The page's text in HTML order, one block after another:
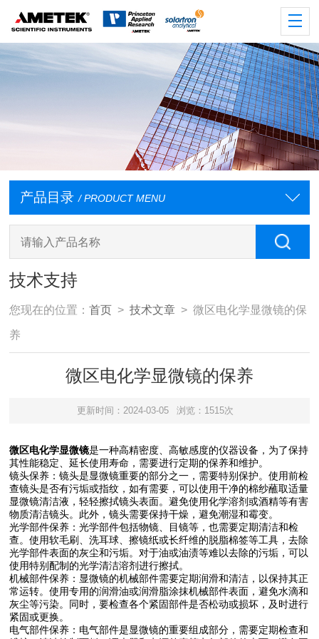
产品目录 / PRODUCT MENU
技术支持
您现在的位置：首页 >技术文章 > 微区电化学显微镜的保
养
微区电化学显微镜的保养
更新时间：2024-03-05 浏览：1515次
微区电化学显微镜是一种高精密度、高敏感度的仪器设备，为了保持
其性能稳定、延长使用寿命，需要进行定期的保养和维护。
镜头保养：镜头是显微镜重要的部分之一，需要特别保护。使用前检
查镜头是否有污垢或指纹，如有需要，可以使用干净的棉纱蘸取适量
显微镜清洁液，轻轻擦拭镜头表面。避免使用化学溶剂或酒精等有害
物质清洁镜头。此外，镜头需要保持干燥，避免潮湿和霉变。
光学部件保养：光学部件包括物镜、目镜等，也需要定期清洁和检
查。使用软毛刷、洗耳球、擦镜纸或长纤维的脱脂棉签等工具，去除
光学部件表面的灰尘和污垢。对于油或油渍等难以去除的污垢，可以
使用特别配制的光学清洁溶剂进行擦拭。
机械部件保养：显微镜的机械部件需要定期润滑和清洁，以保持其正
常运转。使用专用的润滑油或润滑脂涂抹机械部件表面，避免水滴和
灰尘等污染。同时，要检查各个紧固部件是否松动或损坏，及时进行
紧固或更换。
电气部件保养：电气部件是显微镜的重要组成部分，需要定期检查和